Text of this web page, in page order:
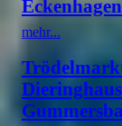
Eckenhagen
mehr...